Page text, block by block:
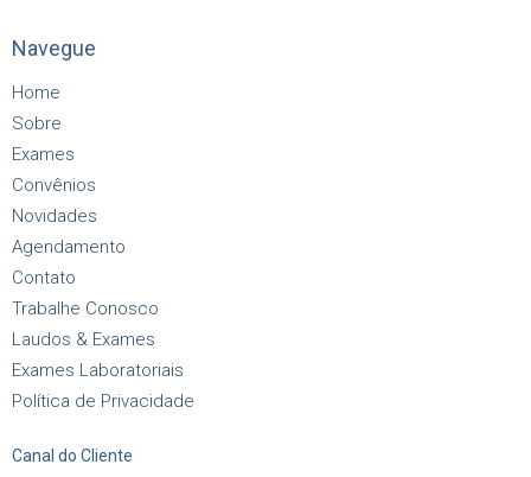
Navegue
Home
Sobre
Exames
Convênios
Novidades
Agendamento
Contato
Trabalhe Conosco
Laudos & Exames
Exames Laboratoriais
Política de Privacidade
Canal do Cliente